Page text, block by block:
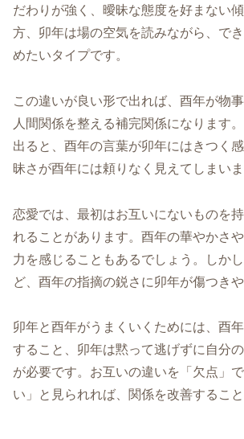
だわりが強く、曖昧な態度を好まない
方、卯年は場の空気を読みながら、で
めたいタイプです。
この違いが良い形で出れば、酉年が物
人間関係を整える補完関係になります
出ると、酉年の言葉が卯年にはきつく
昧さが酉年には頼りなく見えてしまいま
恋愛では、最初はお互いにないものを
れることがあります。酉年の華やかさ
力を感じることもあるでしょう。しか
ど、酉年の指摘の鋭さに卯年が傷つきや
卯年と酉年がうまくいくためには、酉
すること、卯年は黙って逃げずに自分
が必要です。お互いの違いを「欠点」
い」と見られれば、関係を改善すること